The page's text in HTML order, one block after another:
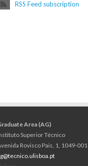
RSS Feed subscription
Area (AG)
Superior Técnico
Rovisco Pais, 1, 1049-001